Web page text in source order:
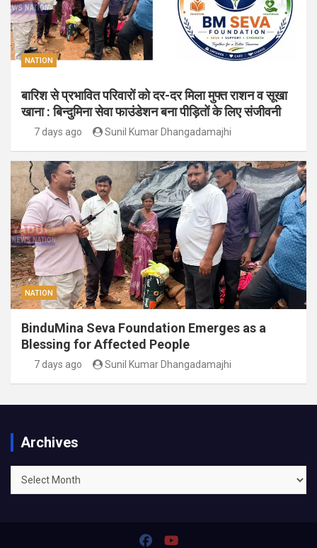
NATION
बारिश से प्रभावित परिवारों को दर-दर मिला मुफ्त राशन व सूखा
खाना : बिन्दुमिना सेवा फाउंडेशन बना पीड़ितों के लिए संजीवनी
7 days ago Sunil Kumar Dhangadamajhi
NATION
BinduMina Seva Foundation Emerges as a
Blessing for Affected People
7 days ago Sunil Kumar Dhangadamajhi
Archives
Archives